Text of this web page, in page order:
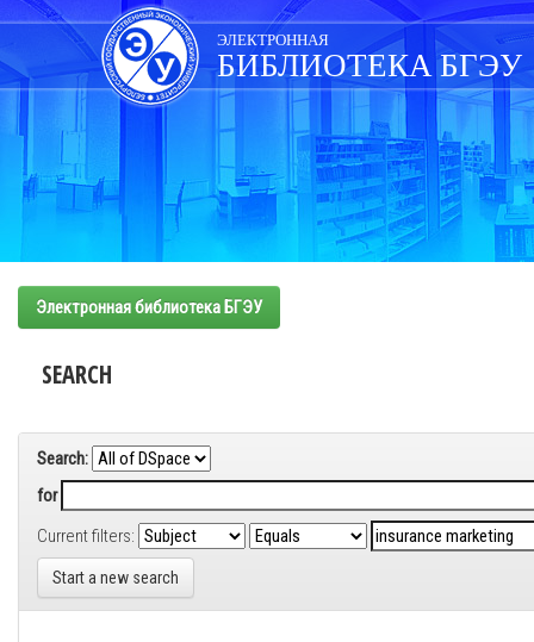
Skip
navigation
ЭЛЕКТРОННАЯ
БИБЛИОТЕКА БГЭУ
Электронная библиотека БГЭУ
SEARCH
Search:
for
Current filters:
Start a new search